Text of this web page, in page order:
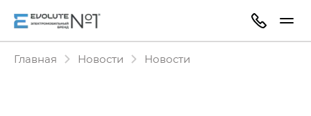
Главная Новости Новости